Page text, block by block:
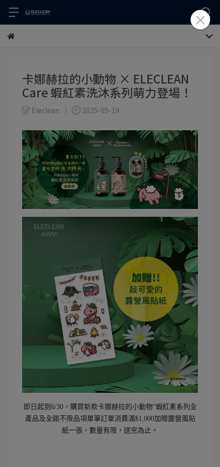
卡娜赫拉的小動物 × ELECLEAN
Care 蝦紅素洗沐系列萌力登場！
Eleclean 2025-05-19
即日起到6/30，購買新款卡娜赫拉的小動物”蝦紅素系列全
產品及全館不限品項單筆訂單消費滿$1,000加贈露營風貼
紙一張，數量有限，送完為止。